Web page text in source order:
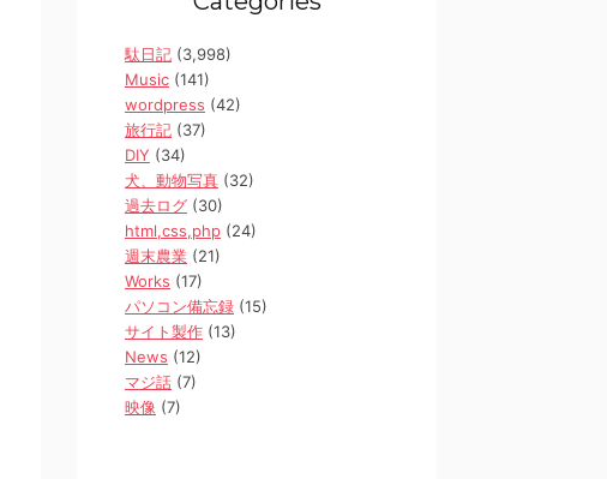
駄日記 (3,998)
Music (141)
wordpress (42)
旅行記 (37)
DIY (34)
犬、動物写真 (32)
過去ログ (30)
html,css,php (24)
週末農業 (21)
Works (17)
パソコン備忘録 (15)
サイト製作 (13)
News (12)
マジ話 (7)
映像 (7)